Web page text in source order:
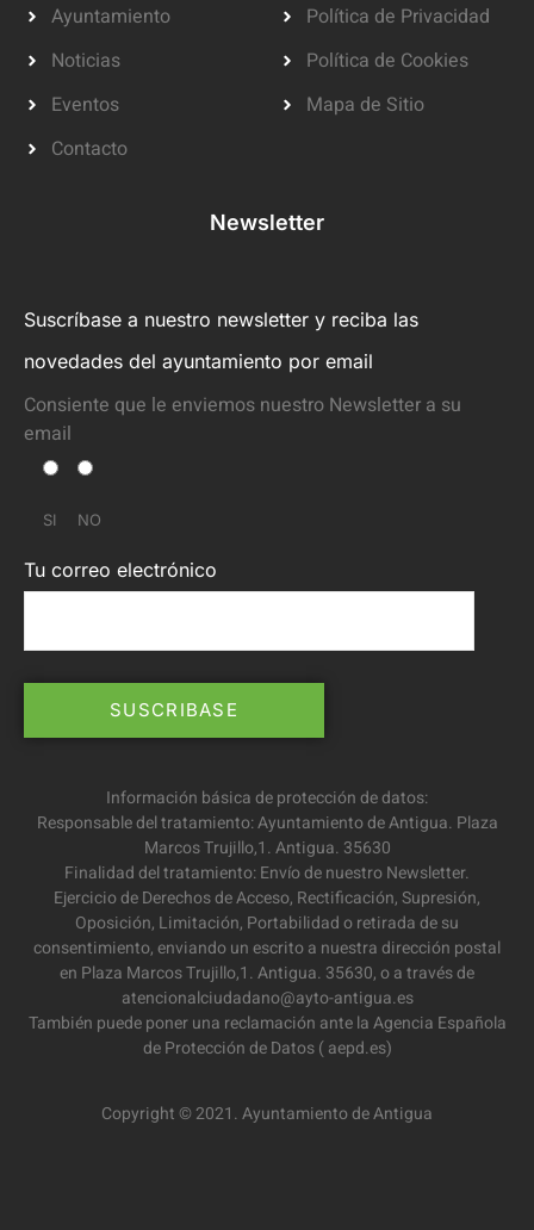
Ayuntamiento
Noticias
Eventos
Contacto
Política de Privacidad
Política de Cookies
Mapa de Sitio
Newsletter
Suscríbase a nuestro newsletter y reciba las
novedades del ayuntamiento por email
Consiente que le enviemos nuestro Newsletter a su
email
SI NO
Tu correo electrónico
Información básica de protección de datos:
Responsable del tratamiento: Ayuntamiento de Antigua. Plaza
Marcos Trujillo,1. Antigua. 35630
Finalidad del tratamiento: Envío de nuestro Newsletter.
Ejercicio de Derechos de Acceso, Rectificación, Supresión,
Oposición, Limitación, Portabilidad o retirada de su
consentimiento, enviando un escrito a nuestra dirección postal
en Plaza Marcos Trujillo,1. Antigua. 35630, o a través de
atencionalciudadano@ayto-antigua.es
También puede poner una reclamación ante la Agencia Española
de Protección de Datos ( aepd.es)
Copyright © 2021. Ayuntamiento de Antigua